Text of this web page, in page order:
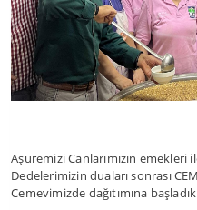
Aşuremizi Canlarımızın emekleri
Dedelerimizin duaları sonrası
Cemevimizde dağıtımına